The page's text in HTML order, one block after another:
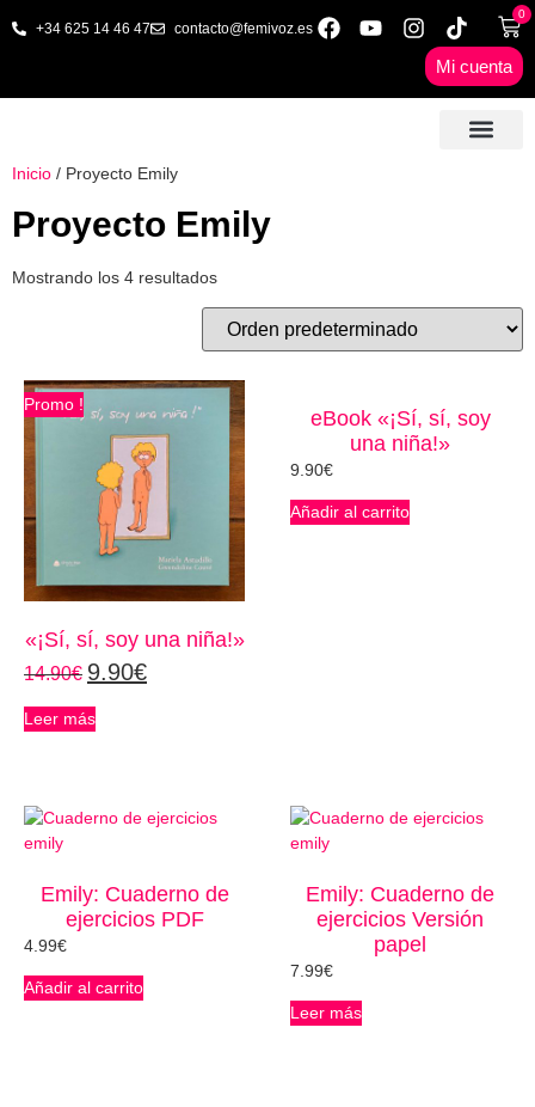
+34 625 14 46 47 contacto@femivoz.es
0
Mi cuenta
Inicio / Proyecto Emily
Proyecto Emily
Mostrando los 4 resultados
Promo !
«¡Sí, sí, soy una niña!»
14.90€ 9.90€
Leer más
eBook «¡Sí, sí, soy
una niña!»
9.90€
Añadir al carrito
Emily: Cuaderno de
ejercicios PDF
4.99€
Añadir al carrito
Emily: Cuaderno de
ejercicios Versión
papel
7.99€
Leer más